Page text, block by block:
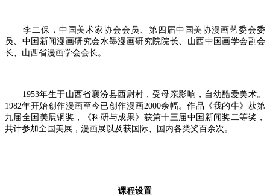
李二保，中国美术家协会会员、第四届中国美协漫画艺委会委
员、中国新闻漫画研究会水墨漫画研究院院长、山西中国画学会副会
长、山西省漫画学会会长。
1953年生于山西省襄汾县西尉村，受母亲影响，自幼酷爱美术。
1982年开始创作漫画至今已创作漫画2000余幅。作品《我的牛》获第
九届全国美展铜奖，《科研与成果》获第十三届中国新闻奖二等奖，
共计参加全国美展，漫画展以及获国际、国内各类奖百余次。
课程设置